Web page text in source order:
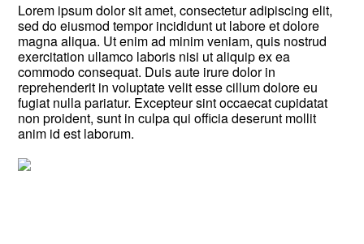
Lorem ipsum dolor sit amet, consectetur adipiscing elit,
sed do eiusmod tempor incididunt ut labore et dolore
magna aliqua. Ut enim ad minim veniam, quis nostrud
exercitation ullamco laboris nisi ut aliquip ex ea
commodo consequat. Duis aute irure dolor in
reprehenderit in voluptate velit esse cillum dolore eu
fugiat nulla pariatur. Excepteur sint occaecat cupidatat
non proident, sunt in culpa qui officia deserunt mollit
anim id est laborum.